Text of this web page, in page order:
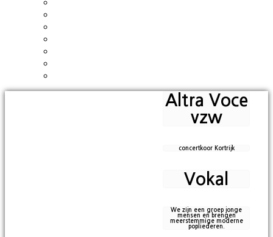
Altra Voce
vzw
concertkoor Kortrijk
Vokal
We zijn een groep jonge
mensen en brengen
meerstemmige moderne
popliederen.